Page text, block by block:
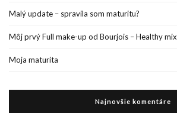
Malý update – spravila som maturitu?
Môj prvý Full make-up od Bourjois – Healthy mix
Moja maturita
Najnovšie komentáre